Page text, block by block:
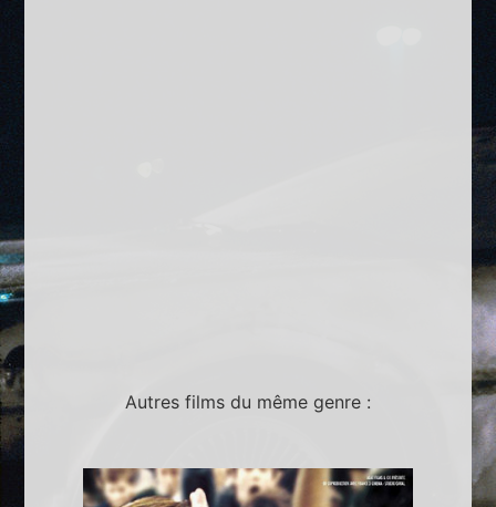
Autres films du même genre :